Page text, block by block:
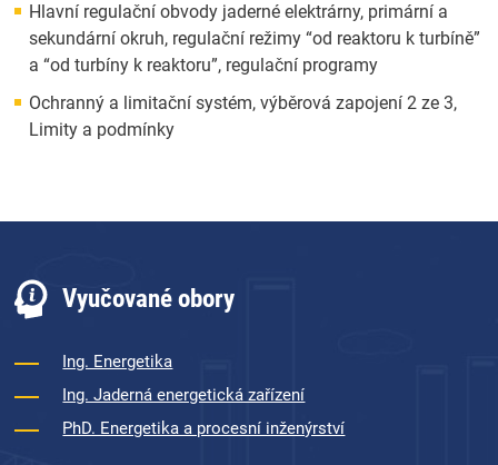
Hlavní regulační obvody jaderné elektrárny, primární a
sekundární okruh, regulační režimy “od reaktoru k turbíně”
a “od turbíny k reaktoru”, regulační programy
Ochranný a limitační systém, výběrová zapojení 2 ze 3,
Limity a podmínky
Vyučované obory
Ing. Energetika
Ing. Jaderná energetická zařízení
PhD. Energetika a procesní inženýrství